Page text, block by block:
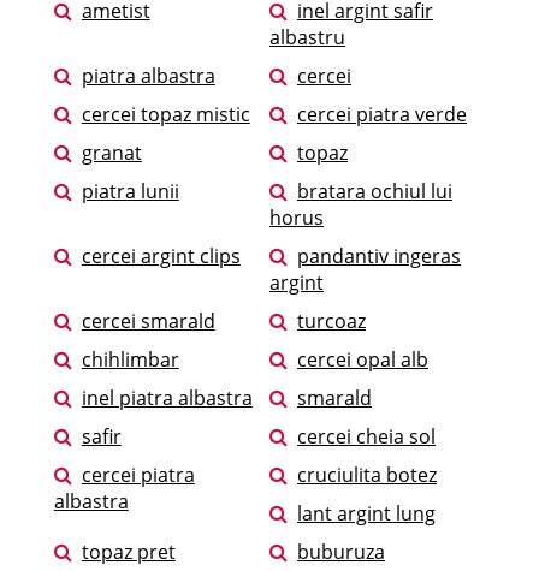
ametist
inel argint safir
albastru
piatra albastra
cercei
cercei topaz mistic
cercei piatra verde
granat
topaz
piatra lunii
bratara ochiul lui
horus
cercei argint clips
pandantiv ingeras
argint
cercei smarald
turcoaz
chihlimbar
cercei opal alb
inel piatra albastra
smarald
safir
cercei cheia sol
cercei piatra
albastra
cruciulita botez
lant argint lung
topaz pret
buburuza